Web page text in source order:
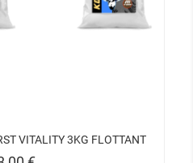
VITALITY 3KG FLOTTANT